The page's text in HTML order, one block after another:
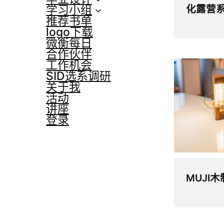
学习小组
推荐书单
logo下载
微衡每日
合作伙伴
工作机会
SID选系调研
关于我
活动
讲座
登录
化露营
MUJI木